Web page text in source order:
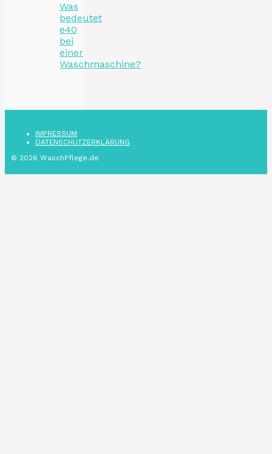
Was
bedeutet
e40
bei
einer
Waschmaschine?
IMPRESSUM
DATENSCHUTZ­ERKLÄRUNG
© 2026 WaschPflege.de